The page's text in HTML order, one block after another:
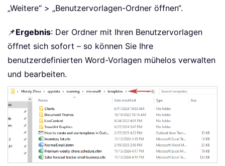
„Weitere“ > „Benutzervorlagen-Ordner öffnen“.
📌Ergebnis: Der Ordner mit Ihren Benutzervorlagen
öffnet sich sofort – so können Sie Ihre
benutzerdefinierten Word-Vorlagen mühelos verwalten
und bearbeiten.